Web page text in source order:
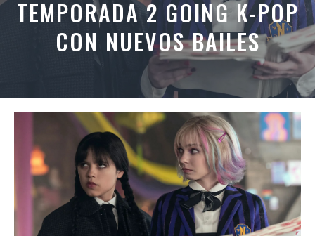
TEMPORADA 2 GOING K-POP
CON NUEVOS BAILES